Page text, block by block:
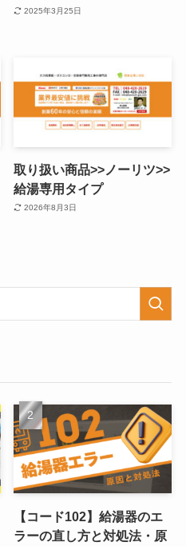
2025年3月25日
取り扱い商品>>ノーリツ>>
給湯専用タイプ
2026年8月3日
【コード102】給湯器のエ
ラーの直し方と対処法・原